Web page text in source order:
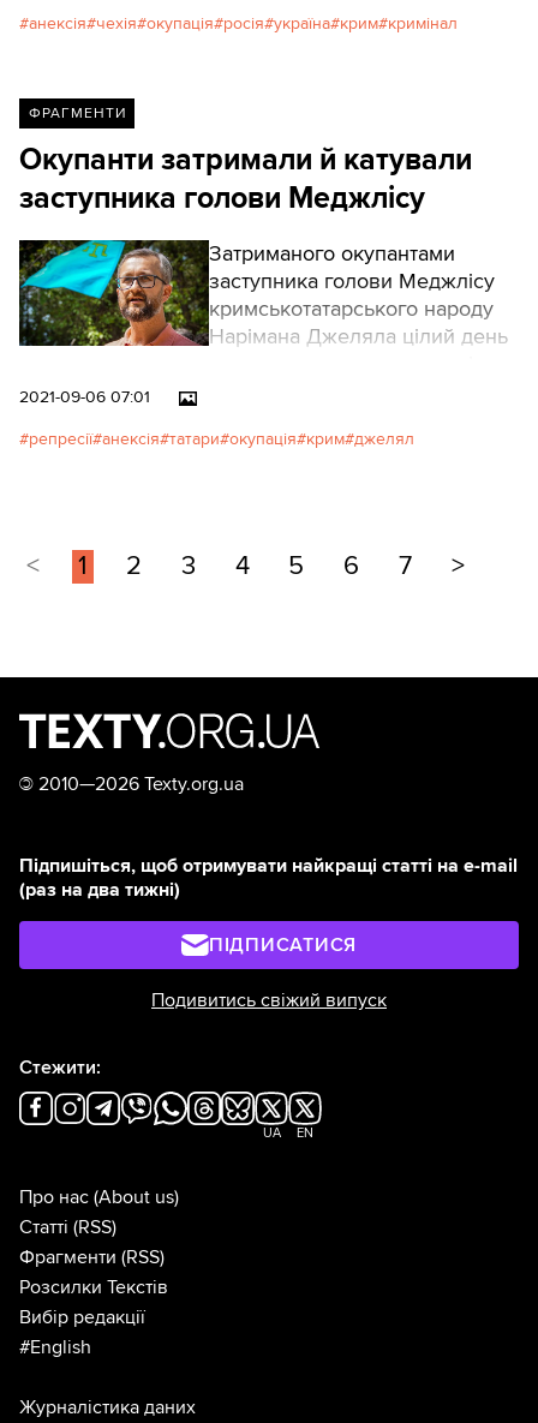
анексія чехія окупація росія україна крим кримінал
ФРАГМЕНТИ
Окупанти затримали й катували
заступника голови Меджлісу
Затриманого окупантами
заступника голови Меджлісу
кримськотатарського народу
Нарімана Джеляла цілий день
2021-09-06 07:01
репресії анексія татари окупація крим джелял
< 1 2 3 4 5 6 7 >
© 2010—2026 Texty.org.ua
Підпишіться, щоб отримувати найкращі статті на e-mail
(раз на два тижні)
ПІДПИСАТИСЯ
Подивитись свіжий випуск
Стежити:
UA EN
Про нас (About us)
Статті (RSS)
Фрагменти (RSS)
Розсилки Текстів
Вибір редакції
#English
Журналістика даних